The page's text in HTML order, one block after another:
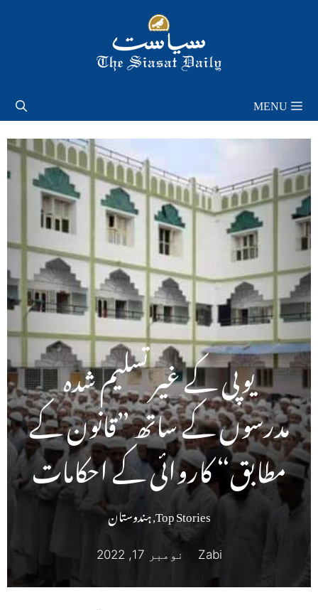
MENU
یوپی کے غیر تسلیم شدہ
مدرسوں کے ساتھ ”قانون کے
مطابق“ کاروائی کے احکامات
Top Stories
,ہندوستان
Zabi نومبر 17, 2022